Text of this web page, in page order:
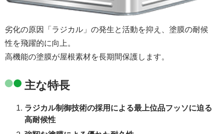
劣化の原因「ラジカル」の発生と活動を抑え、塗膜の耐候
性を飛躍的に向上。
高機能の塗膜が屋根素材を長期間保護します。
主な特長
ラジカル制御技術の採用による最上位品フッソに迫る
高耐候性